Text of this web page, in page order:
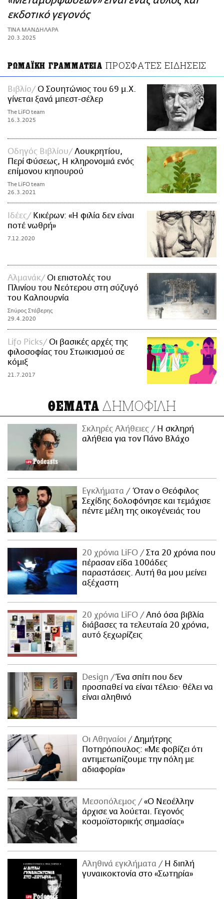
ΑΜΠΑ
PRINT
εκδοτικό γεγονός
ΤΙΝΑ ΜΑΝΔΗΛΑΡΑ
20.3.2025
ΡΩΜΑΪΚΗ ΓΡΑΜΜΑΤΕΙΑ ΠΡΟΣΦΑΤΕΣ ΕΙΔΗΣΕΙΣ
Βιβλίο
Ο Σουητώνιος του 69 μ.Χ.
γίνεται ξανά μπεστ-σέλερ
The LiFO team
16.3.2025
Οδηγός Βιβλίου
Λουκρητίου,
Περί Φύσεως, Η κληρονομιά ενός
επίμονου κηπουρού
The LiFO team
26.3.2021
Ιδέες
Κικέρων: «Η φιλία δεν είναι
ποτέ νωθρή»
7.12.2020
Αλμανάκ
Οι επιστολές του
Πλινίου του Νεότερου στη σύζυγό
του Καλπουρνία
Σπύρος Στάβερης
29.4.2020
Lifo Picks
Οι βασικές αρχές της
φιλοσοφίας του Στωικισμού σε
κόμιξ
21.7.2017
ΘΕΜΑΤΑ ΔΗΜΟΦΙΛΗ
Σκληρές Αλήθειες
H σκληρή
αλήθεια για τον Πάνο Βλάχο
Εγκλήματα
Όταν ο Θεόφιλος
Σεχίδης δολοφόνησε και τεμάχισε
πέντε μέλη της οικογένειάς του
20 χρόνια LiFO
Στα 20 χρόνια που
πέρασαν είδα 100άδες
παραστάσεις. Αυτή θα μου μείνει
αξέχαστη
20 χρόνια LiFO
Από όσα βιβλία
διάβασες τα τελευταία 20 χρόνια,
αυτό ξεχωρίζεις
Design
Ένα σπίτι που δεν
προσπαθεί να είναι τέλειο· θέλει να
είναι αληθινό
Οι Αθηναίοι
Δημήτρης
Ποτηρόπουλος: «Με φοβίζει ότι
αντιμετωπίζουμε την πόλη με
αδιαφορία»
Μεσοπόλεμος
«Ο Νεοέλλην
άρχισε να λούεται. Γεγονός
κοσμοϊστορικής σημασίας»
Αληθινά εγκλήματα
Η διπλή
γυναικοκτονία στο «Σωτηρία»